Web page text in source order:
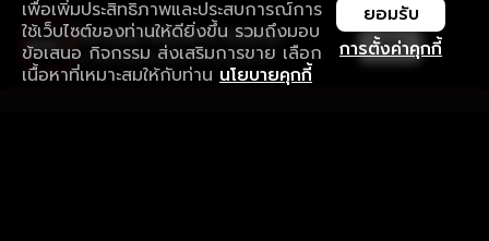
เพื่อเพิ่มประสิทธิภาพและประสบการณ์การ
ใช้เว็บไซต์ของท่านให้ดียิ่งขึ้น รวมถึงมอบ
ข้อเสนอ กิจกรรม ส่งเสริมการขาย เลือก
เนื้อหาที่เหมาะสมให้กับท่าน นโยบายคุกกี้
การตั้งค่าคุกกี้
ยอมรับ
ใช้งานแอป ลื่นไหลกว่า ไม่มีสะดุด
ดาวน์โหลดแอปเพื่อการรับชมที่ดีกว่า เปิด